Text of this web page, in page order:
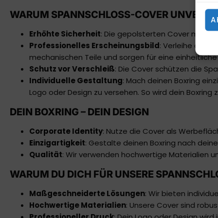
WARUM SPANNSCHLOSS-COVER
Erhöhte Sicherheit: Die gepolsterten Cover
Professionelles Erscheinungsbild: Verleihe
mechanischen Teile und sorgen für eine
Schutz vor Verschleiß: Die Cover schützen die
Individuelle Gestaltung: Mach deinen Boxring
Logo oder Design zu versehen. So wird dein
DEIN BOXRING – DEIN DESIGN
Corporate Identity: Nutze die Cover als
Einzigartigkeit: Gestalte deinen Boxring nach
Qualität: Wir verwenden hochwertige Materialien
WARUM DU DICH FÜR UNSERE
Maßgeschneiderte Lösungen: Wir bieten
Hochwertige Materialien: Unsere Cover sind